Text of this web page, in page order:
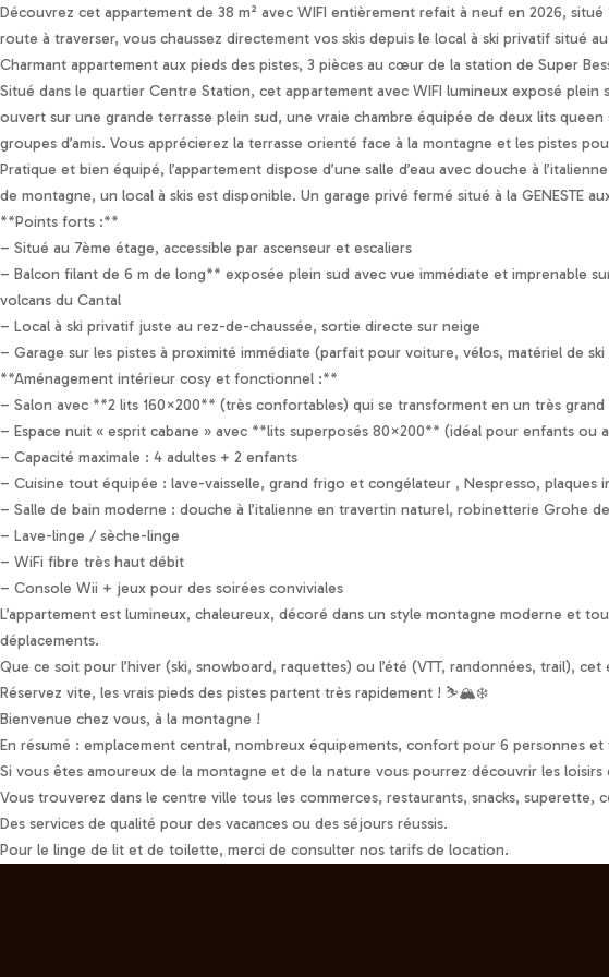
Personnaliser les préférences en matière de consentement
Découvrez cet appartement de 38 m² avec WIFI entièrement refait à neuf en 2026,
route à traverser, vous chaussez directement vos skis depuis le local à ski privatif situé au
Charmant appartement aux pieds des pistes, 3 pièces au cœur de la station de Super
Situé dans le quartier Centre Station, cet appartement avec WIFI lumineux exposé
ouvert sur une grande terrasse plein sud, une vraie chambre équipée de deux lits
groupes d’amis. Vous apprécierez la terrasse orienté face à la montagne et les pistes
Pratique et bien équipé, l’appartement dispose d’une salle d’eau avec douche à
de montagne, un local à skis est disponible. Un garage privé fermé situé à la
**Points forts :**
– Situé au 7ème étage, accessible par ascenseur et escaliers
– Balcon filant de 6 m de long** exposée plein sud avec vue immédiate et imprenable
volcans du Cantal
– Local à ski privatif juste au rez-de-chaussée, sortie directe sur neige
– Garage sur les pistes à proximité immédiate (parfait pour voiture, vélos, matériel de ski
**Aménagement intérieur cosy et fonctionnel :**
– Salon avec **2 lits 160×200** (très confortables) qui se transforment en un très
– Espace nuit « esprit cabane » avec **lits superposés 80×200** (idéal pour enfants ou
– Capacité maximale : 4 adultes + 2 enfants
– Cuisine tout équipée : lave-vaisselle, grand frigo et congélateur , Nespresso,
– Salle de bain moderne : douche à l’italienne en travertin naturel, robinetterie Grohe
– Lave-linge / sèche-linge
– WiFi fibre très haut débit
– Console Wii + jeux pour des soirées conviviales
L’appartement est lumineux, chaleureux, décoré dans un style montagne moderne et
déplacements.
Que ce soit pour l’hiver (ski, snowboard, raquettes) ou l’été (VTT, randonnées, trail),
Réservez vite, les vrais pieds des pistes partent très rapidement ! ⛷️🏔️❄️
Bienvenue chez vous, à la montagne !
En résumé : emplacement central, nombreux équipements, confort pour 6 personnes
Si vous êtes amoureux de la montagne et de la nature vous pourrez découvrir les
Vous trouverez dans le centre ville tous les commerces, restaurants, snacks,
Des services de qualité pour des vacances ou des séjours réussis.
Pour le linge de lit et de toilette, merci de consulter nos tarifs de location.